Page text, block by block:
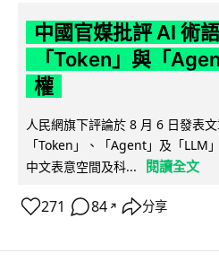
中國官媒批評 AI 術
「Token」與「
權
人民網旗下評論於 8 月 6 日發表
「Token」、「Agent」及「LLM
中文表意空間及科...
閱讀全文
271 84 ↗ 分享